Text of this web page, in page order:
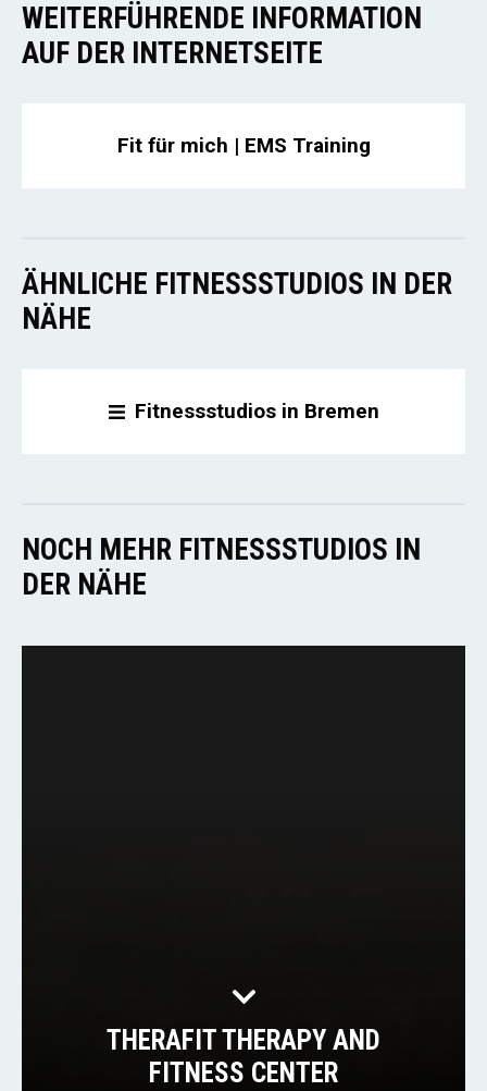
WEITERFÜHRENDE INFORMATION
AUF DER INTERNETSEITE
Fit für mich | EMS Training
ÄHNLICHE FITNESSSTUDIOS IN DER
NÄHE
Fitnessstudios in Bremen
NOCH MEHR FITNESSSTUDIOS IN
DER NÄHE
THERAFIT THERAPY AND
FITNESS CENTER